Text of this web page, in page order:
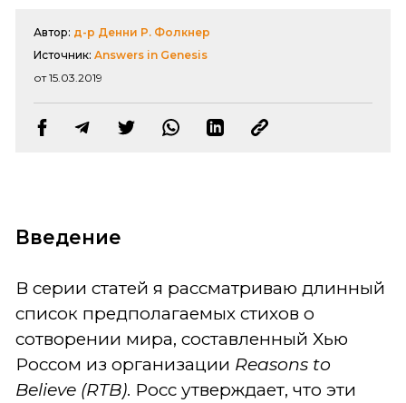
Автор: д-р Денни Р. Фолкнер
Источник: Answers in Genesis
от 15.03.2019
Введение
В серии статей я рассматриваю длинный
список предполагаемых стихов о
сотворении мира, составленный Хью
Россом из организации Reasons to
Believe (RTB). Росс утверждает, что эти